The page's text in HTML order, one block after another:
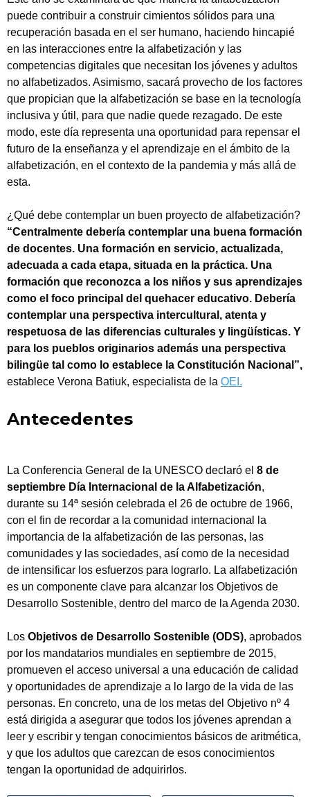
Tipea lo que deseas buscar y luego pulsa Enter:
puede contribuir a construir cimientos sólidos para una
recuperación basada en el ser humano, haciendo hincapié
en las interacciones entre la alfabetización y las
competencias digitales que necesitan los jóvenes y adultos
no alfabetizados. Asimismo, sacará provecho de los factores
que propician que la alfabetización se base en la tecnología
inclusiva y útil, para que nadie quede rezagado. De este
modo, este día representa una oportunidad para repensar el
futuro de la enseñanza y el aprendizaje en el ámbito de la
alfabetización, en el contexto de la pandemia y más allá de
esta.
¿Qué debe contemplar un buen proyecto de alfabetización?
“Centralmente debería contemplar una buena formación
de docentes. Una formación en servicio, actualizada,
adecuada a cada etapa, situada en la práctica. Una
formación que reconozca a los niños y sus aprendizajes
como el foco principal del quehacer educativo. Debería
contemplar una perspectiva intercultural, atenta y
respetuosa de las diferencias culturales y lingüísticas. Y
para los pueblos originarios además una perspectiva
bilingüe tal como lo establece la Constitución Nacional”,
establece Verona Batiuk, especialista de la OEI.
Antecedentes
La Conferencia General de la UNESCO declaró el 8 de
septiembre Día Internacional de la Alfabetización,
durante su 14ª sesión celebrada el 26 de octubre de 1966,
con el fin de recordar a la comunidad internacional la
importancia de la alfabetización de las personas, las
comunidades y las sociedades, así como de la necesidad
de intensificar los esfuerzos para lograrlo. La alfabetización
es un componente clave para alcanzar los Objetivos de
Desarrollo Sostenible, dentro del marco de la Agenda 2030.
Los Objetivos de Desarrollo Sostenible (ODS), aprobados
por los mandatarios mundiales en septiembre de 2015,
promueven el acceso universal a una educación de calidad
y oportunidades de aprendizaje a lo largo de la vida de las
personas. En concreto, una de los metas del Objetivo nº 4
está dirigida a asegurar que todos los jóvenes aprendan a
leer y escribir y tengan conocimientos básicos de aritmética,
y que los adultos que carezcan de esos conocimientos
tengan la oportunidad de adquirirlos.